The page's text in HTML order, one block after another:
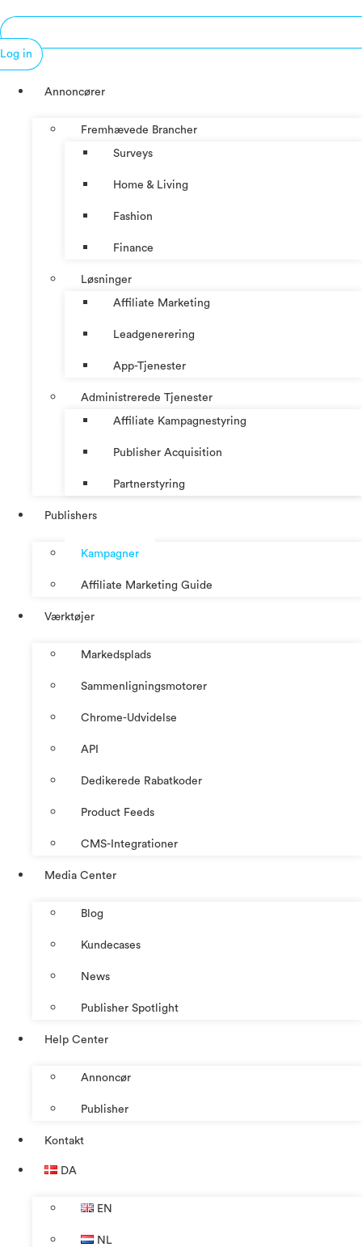
Log in
Annoncører
Fremhævede Brancher
Surveys
Home & Living
Fashion
Finance
Løsninger
Affiliate Marketing
Leadgenerering
App-Tjenester
Administrerede Tjenester
Affiliate Kampagnestyring
Publisher Acquisition
Partnerstyring
Publishers
Kampagner
Affiliate Marketing Guide
Værktøjer
Markedsplads
Sammenligningsmotorer
Chrome-Udvidelse
API
Dedikerede Rabatkoder
Product Feeds
CMS-Integrationer
Media Center
Blog
Kundecases
News
Publisher Spotlight
Help Center
Annoncør
Publisher
Kontakt
DA
EN
NL